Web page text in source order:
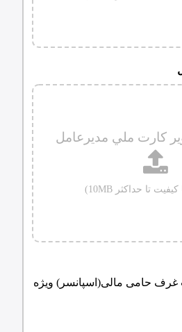
كارت ملي مديرعامل
غرف حامی مالی(اسپانسر) ویژه